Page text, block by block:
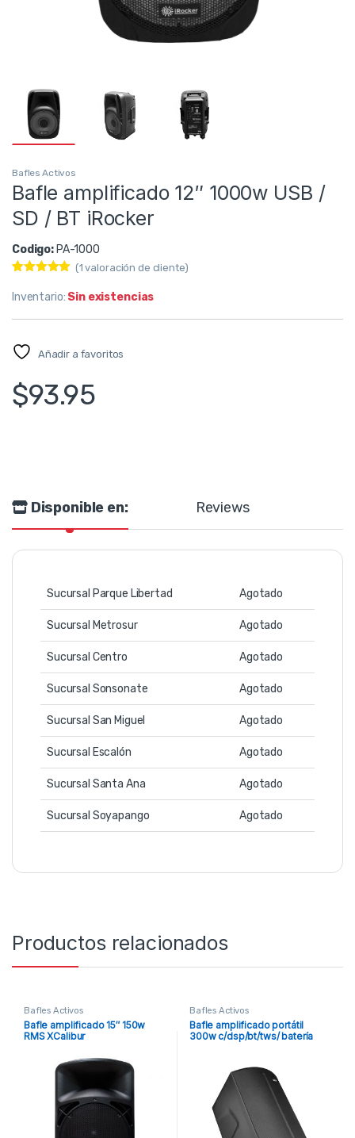
Bafles Activos
Bafle amplificado 12″ 1000w USB /
SD / BT iRocker
Codigo: PA-1000
5.00de 5
(1 valoración de cliente)
Inventario: Sin existencias
Añadir a favoritos
$93.95
Disponible en: Reviews
Sucursal Parque Libertad Agotado
Sucursal Metrosur Agotado
Sucursal Centro Agotado
Sucursal Sonsonate Agotado
Sucursal San Miguel Agotado
Sucursal Escalón Agotado
Sucursal Santa Ana Agotado
Sucursal Soyapango Agotado
Productos relacionados
Bafles Activos
Bafle amplificado 15″ 150w
RMS XCalibur
Bafles Activos
Bafle amplificado portátil
300w c/dsp/bt/tws/ batería